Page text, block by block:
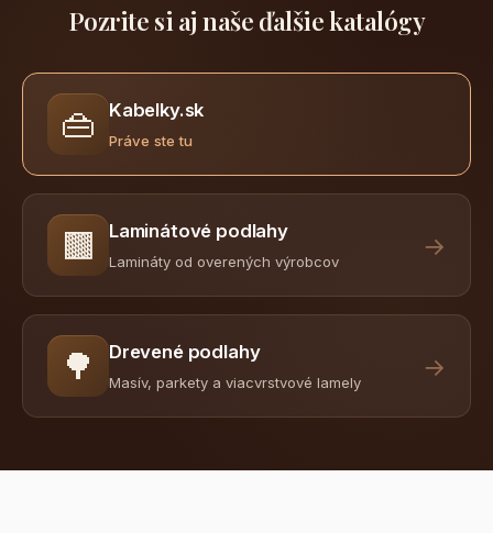
Pozrite si aj naše ďalšie katalógy
👜 Kabelky.sk
Práve ste tu
🟫 Laminátové podlahy
Lamináty od overených výrobcov
→
🌳 Drevené podlahy
Masív, parkety a viacvrstvové lamely
→